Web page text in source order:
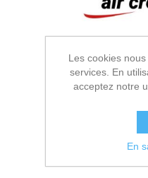
Les cookies
services. En
acceptez notre
En